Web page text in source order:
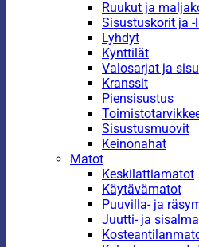
Ruukut ja
Sisustuskorit ja
Lyhdyt
Kynttilät
Valosarjat ja
Kranssit
Piensisustus
Sisustusmuovit
Keinonahat
Matot
Keskilattiamatot
Käytävämatot
Puuvilla- ja
Juutti- ja